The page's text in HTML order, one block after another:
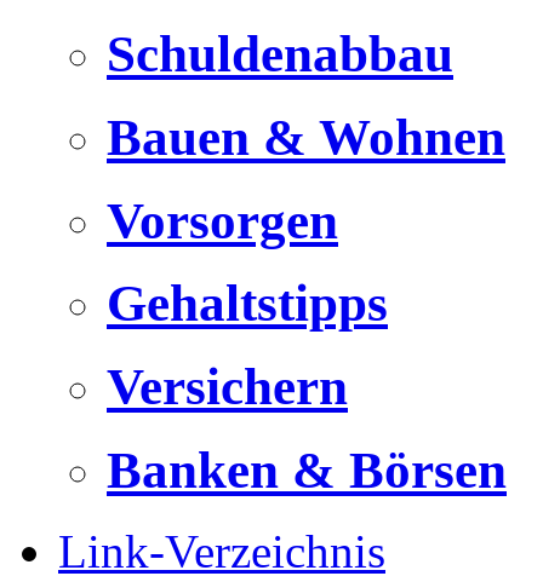
Schuldenabbau
Bauen & Wohnen
Vorsorgen
Gehaltstipps
Versichern
Banken & Börsen
Link-Verzeichnis